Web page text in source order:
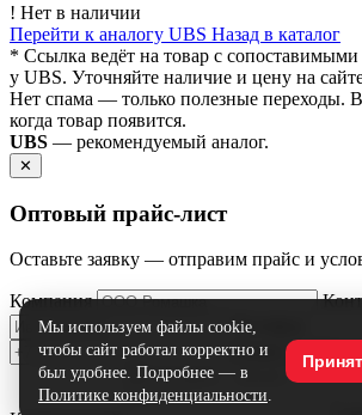
! Нет в наличии
Перейти к аналогу UBS Назад в каталог
* Ссылка ведёт на товар с сопоставимыми
у UBS. Уточняйте наличие и цену на
Нет спама — только полезные переходы.
когда товар появится.
UBS — рекомендуемый аналог.
Мы используем файлы cookie,
чтобы сайт работал корректно и
был удобнее. Подробнее — в
Политике конфиденциальности.
✕
Оптовый прайс‑лист
Оставьте заявку — отправим прайс и
Компания
Телефон
Email